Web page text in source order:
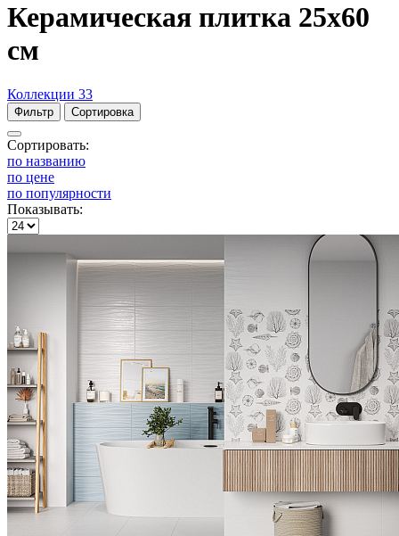
Керамическая плитка 25x60
см
Коллекции 33
Фильтр Сортировка
Сортировать:
по названию
по цене
по популярности
Показывать: